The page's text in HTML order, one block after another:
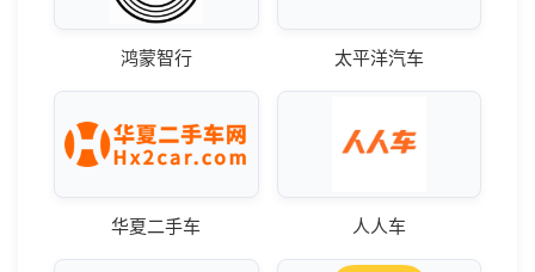
鸿蒙智行 太平洋汽车
华夏二手车 人人车